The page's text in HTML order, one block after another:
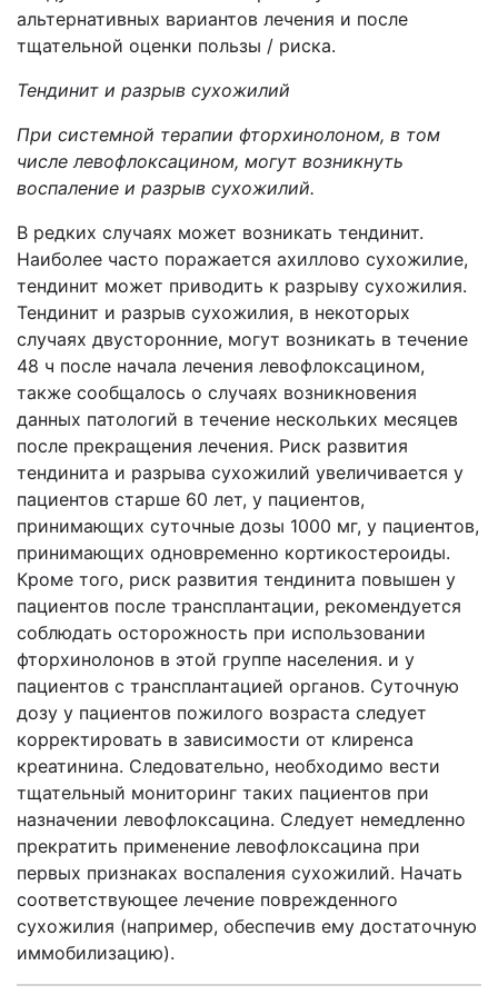
альтернативных вариантов лечения и после
тщательной оценки пользы / риска.
Тендинит и разрыв сухожилий
При системной терапии фторхинолоном, в том
числе левофлоксацином, могут возникнуть
воспаление и разрыв сухожилий.
В редких случаях может возникать тендинит.
Наиболее часто поражается ахиллово сухожилие,
тендинит может приводить к разрыву сухожилия.
Тендинит и разрыв сухожилия, в некоторых
случаях двусторонние, могут возникать в течение
48 ч после начала лечения левофлоксацином,
также сообщалось о случаях возникновения
данных патологий в течение нескольких месяцев
после прекращения лечения. Риск развития
тендинита и разрыва сухожилий увеличивается у
пациентов старше 60 лет, у пациентов,
принимающих суточные дозы 1000 мг, у пациентов,
принимающих одновременно кортикостероиды.
Кроме того, риск развития тендинита повышен у
пациентов после трансплантации, рекомендуется
соблюдать осторожность при использовании
фторхинолонов в этой группе населения. и у
пациентов с трансплантацией органов. Суточную
дозу у пациентов пожилого возраста следует
корректировать в зависимости от клиренса
креатинина. Следовательно, необходимо вести
тщательный мониторинг таких пациентов при
назначении левофлоксацина. Следует немедленно
прекратить применение левофлоксацина при
первых признаках воспаления сухожилий. Начать
соответствующее лечение поврежденного
сухожилия (например, обеспечив ему достаточную
иммобилизацию).